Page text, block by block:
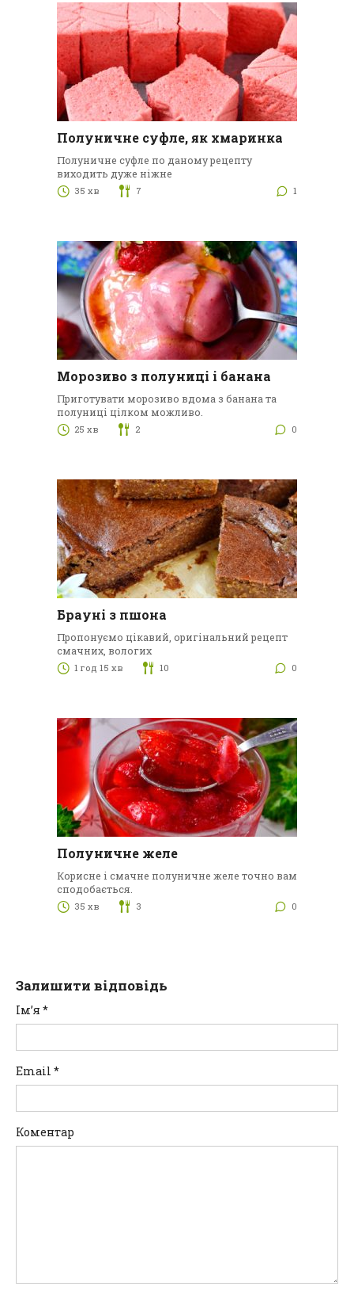
Полуничне суфле, як хмаринка
Полуничне суфле по даному рецепту
виходить дуже ніжне
35 хв 7 1
Морозиво з полуниці і банана
Приготувати морозиво вдома з банана та
полуниці цілком можливо.
25 хв 2 0
Брауні з пшона
Пропонуємо цікавий, оригінальний рецепт
смачних, вологих
1 год 15 хв 10 0
Полуничне желе
Корисне і смачне полуничне желе точно вам
сподобається.
35 хв 3 0
Залишити відповідь
Ім’я *
Email *
Коментар